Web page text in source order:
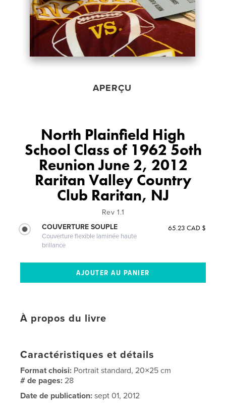
APERÇU
North Plainfield High
School Class of 1962 5oth
Reunion June 2, 2012
Raritan Valley Country
Club Raritan, NJ
Rev 1.1
COUVERTURE SOUPLE
Couverture flexible laminée haute
brillance
65.23 CAD $
À propos du livre
Caractéristiques et détails
Format choisi: Portrait standard, 20×25 cm
# de pages:28
Date de publication: sept 01, 2012